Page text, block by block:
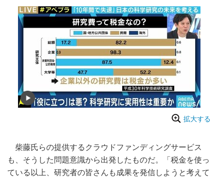
拡大する
柴藤氏らの提供するクラウドファンディングサービス
も、そうした問題意識から出発したものだ。「税金を使っ
ている以上、研究者の皆さんも成果を発信しようと考えて